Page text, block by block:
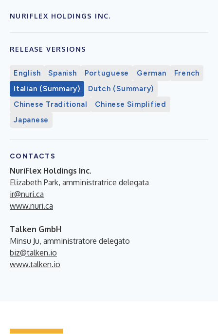
NURIFLEX HOLDINGS INC.
RELEASE VERSIONS
English Spanish Portuguese German
French
Italian (Summary)
Dutch (Summary)
Chinese Traditional
Chinese Simplified
Japanese
CONTACTS
NuriFlex Holdings Inc.
Elizabeth Park, amministratrice delegata
ir@nuri.ca
www.nuri.ca
Talken GmbH
Minsu Ju, amministratore delegato
biz@talken.io
www.talken.io